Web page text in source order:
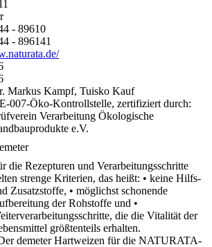
- 89610
- 896141
Markus Kampf, Tuisko Kauf
007-Öko-Kontrollstelle, zertifiziert durch:
Verarbeitung Ökologische
e.V.
die Rezepturen und Verarbeitungsschritte
strenge Kriterien, das heißt: • keine Hilfs-
Zusatzstoffe, • möglichst schonende
der Rohstoffe und •
die die Vitalität der
größtenteils erhalten.
demeter Hartweizen für die NATURATA-